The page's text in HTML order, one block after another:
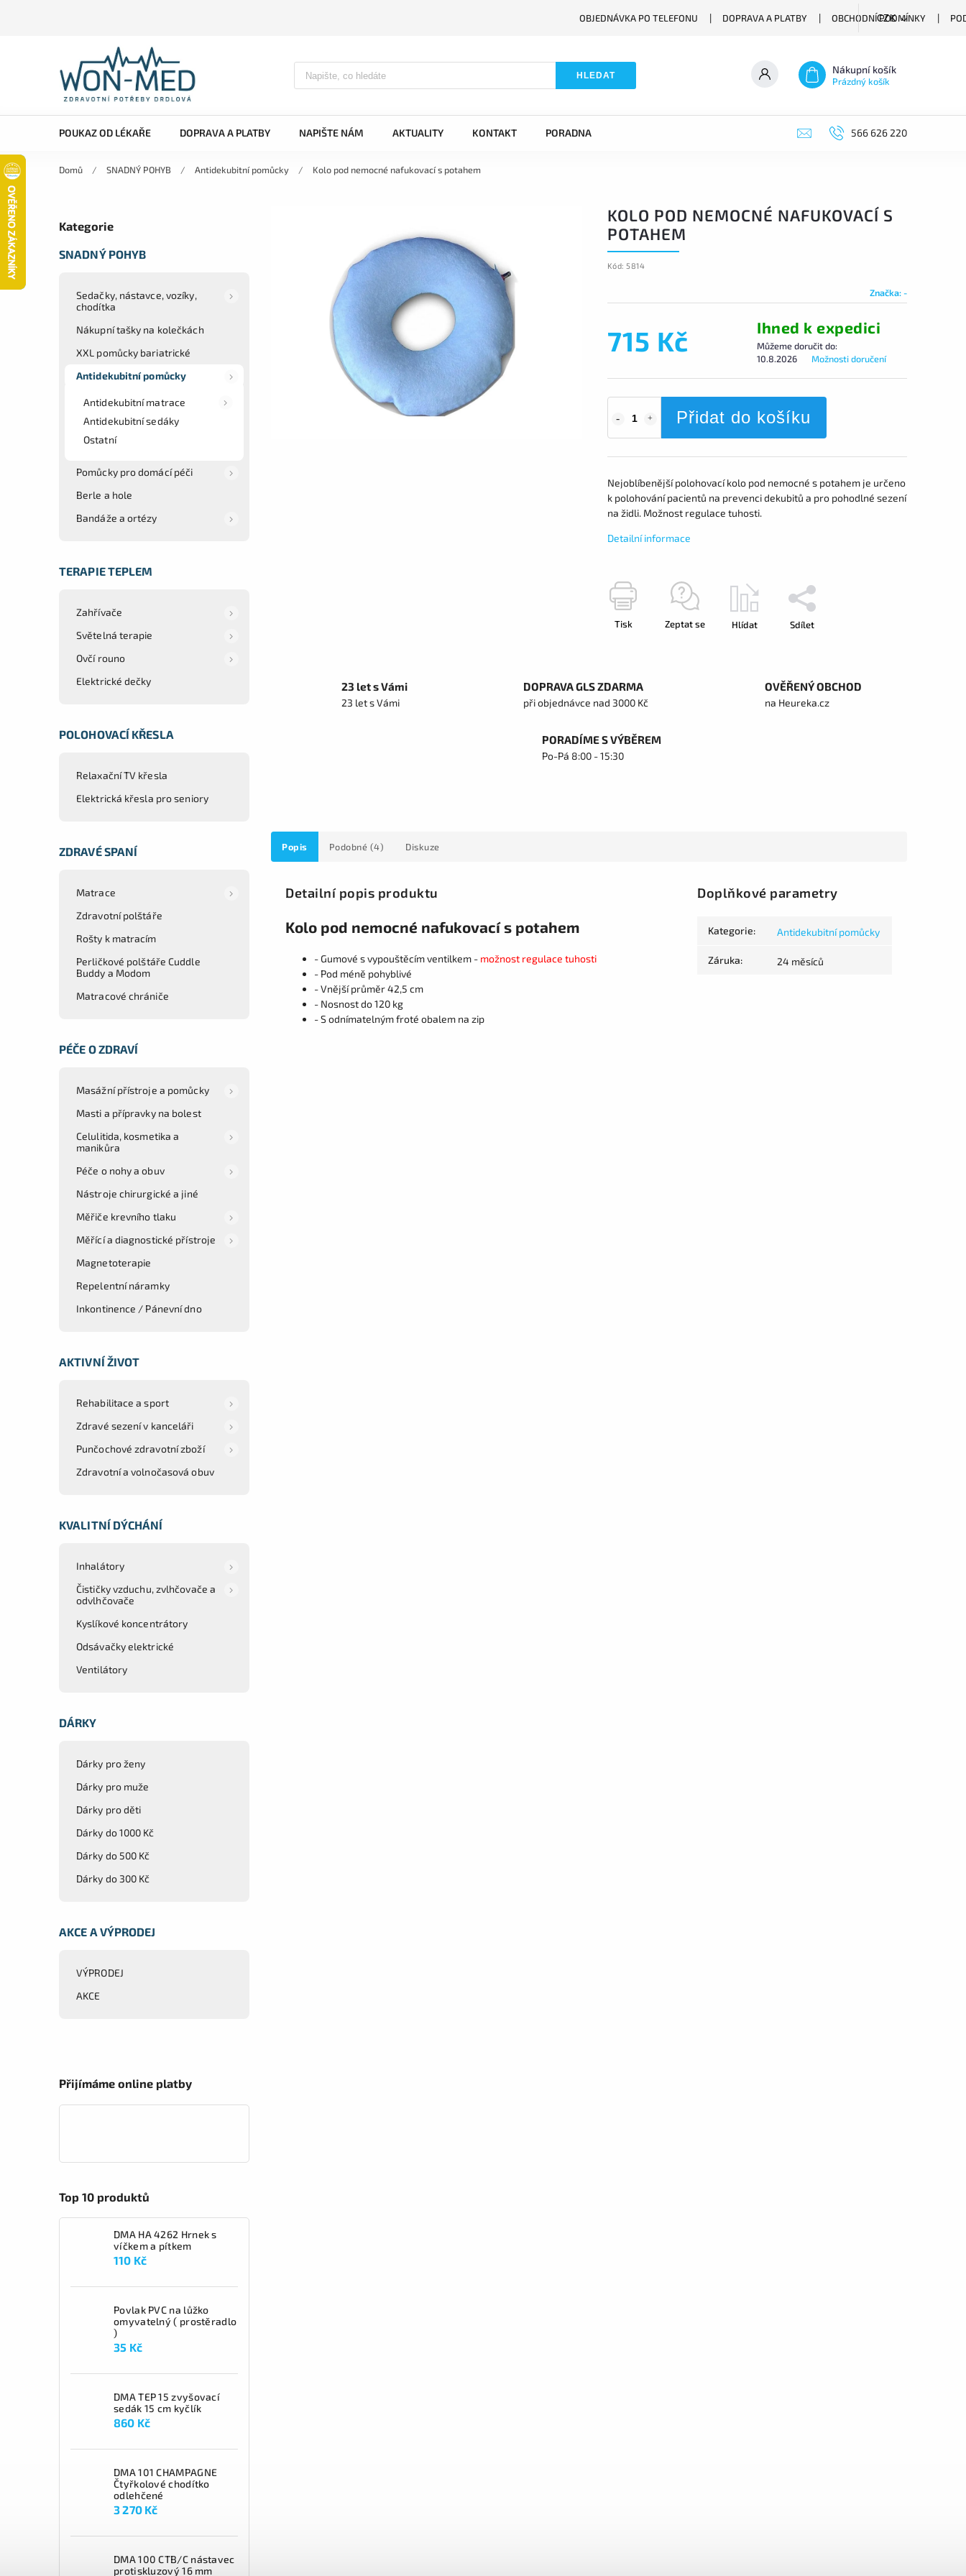
OBJEDNÁVKA PO TELEFONU DOPRAVA A PLATBY OBCHODNÍ PODMÍNKY
CZK
HLEDAT Nákupní košík
Prázdný košík
POUKAZ OD LÉKAŘE DOPRAVA A PLATBY NAPIŠTE NÁM AKTUALITY KONTAKT PORADNA 566 626 220
Domů / SNADNÝ POHYB / Antidekubitní pomůcky / Kolo pod nemocné nafukovací s potahem
Kategorie
SNADNÝ POHYB
Sedačky, nástavce, vozíky,
chodítka
Nákupní tašky na kolečkách
XXL pomůcky bariatrické
Antidekubitní pomůcky
Antidekubitní matrace
Antidekubitní sedáky
Ostatní
Pomůcky pro domácí péči
Berle a hole
Bandáže a ortézy
TERAPIE TEPLEM
Zahřívače
Světelná terapie
Ovčí rouno
Elektrické dečky
POLOHOVACÍ KŘESLA
Relaxační TV křesla
Elektrická křesla pro seniory
ZDRAVÉ SPANÍ
Matrace
Zdravotní polštáře
Rošty k matracím
Perličkové polštáře Cuddle
Buddy a Modom
Matracové chrániče
PÉČE O ZDRAVÍ
Masážní přístroje a pomůcky
Masti a přípravky na bolest
Celulitida, kosmetika a
manikůra
Péče o nohy a obuv
Nástroje chirurgické a jiné
Měřiče krevního tlaku
Měřící a diagnostické přístroje
Magnetoterapie
Repelentní náramky
Inkontinence / Pánevní dno
AKTIVNÍ ŽIVOT
Rehabilitace a sport
Zdravé sezení v kanceláři
Punčochové zdravotní zboží
Zdravotní a volnočasová obuv
KVALITNÍ DÝCHÁNÍ
Inhalátory
Čističky vzduchu, zvlhčovače a
odvlhčovače
Kyslíkové koncentrátory
Odsávačky elektrické
Ventilátory
DÁRKY
Dárky pro ženy
Dárky pro muže
Dárky pro děti
Dárky do 1000 Kč
Dárky do 500 Kč
Dárky do 300 Kč
AKCE A VÝPRODEJ
VÝPRODEJ
AKCE
Přijímáme online platby
Top 10 produktů
DMA HA 4262 Hrnek s
víčkem a pítkem
110 Kč
Povlak PVC na lůžko
omyvatelný ( prostěradlo
)
35 Kč
DMA TEP 15 zvyšovací
sedák 15 cm kyčlík
860 Kč
DMA 101 CHAMPAGNE
Čtyřkolové chodítko
odlehčené
3 270 Kč
DMA 100 CTB/C nástavec
protiskluzový 16 mm
KOLO POD NEMOCNÉ NAFUKOVACÍ S
POTAHEM
Kód: 5814
Značka:-
715 Kč Ihned k expedici
Můžeme doručit do:
10.8.2026
Možnosti doručení
Přidat do košíku
Nejoblíbenější polohovací kolo pod nemocné s potahem je určeno
k polohování pacientů na prevenci dekubitů a pro pohodlné sezení
na židli. Možnost regulace tuhosti.
Detailní informace
Tisk Zeptat se Hlídat Sdílet
23 let s Vámi
23 let s Vámi
DOPRAVA GLS ZDARMA
při objednávce nad 3000 Kč
OVĚŘENÝ OBCHOD
na Heureka.cz
PORADÍME S VÝBĚREM
Po-Pá 8:00 - 15:30
Popis Podobné (4) Diskuze
Detailní popis produktu
Kolo pod nemocné nafukovací s potahem
- Gumové s vypouštěcím ventilkem - možnost regulace tuhosti
- Pod méně pohyblivé
- Vnější průměr 42,5 cm
- Nosnost do 120 kg
- S odnímatelným froté obalem na zip
Doplňkové parametry
Kategorie: Antidekubitní pomůcky
Záruka: 24 měsíců